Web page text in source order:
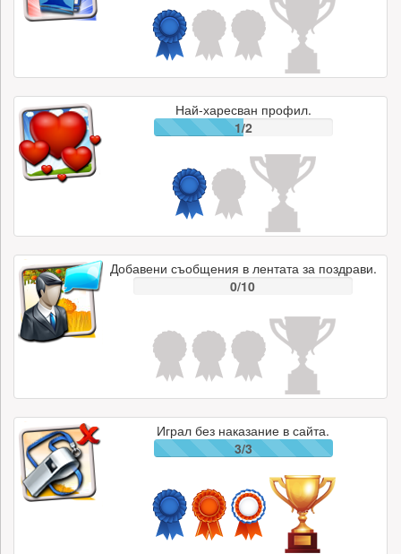
Най-харесван профил.
1/2
Добавени съобщения в лентата за поздрави.
0/10
Играл без наказание в сайта.
3/3